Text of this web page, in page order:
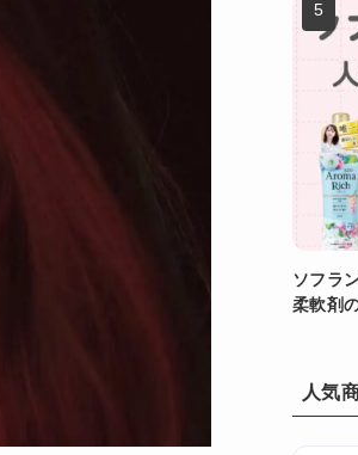
ソフラ
柔軟剤
人気